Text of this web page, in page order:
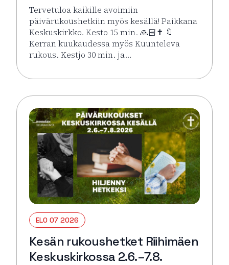
Tervetuloa kaikille avoimiin
päivärukoushetkiin myös kesällä! Paikkana
Keskuskirkko. Kesto 15 min. 🙏🏻✝️ 🔖
Kerran kuukaudessa myös Kuunteleva
rukous. Kestjo 30 min. ja…
Lue lisää tapahtumasta Kesän rukoushetket
ELO 07 2026
Kesän rukoushetket Riihimäen
Keskuskirkossa 2.6.–7.8.